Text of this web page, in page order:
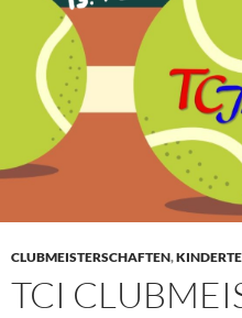
CLUBMEISTERSCHAFTEN,
TCI